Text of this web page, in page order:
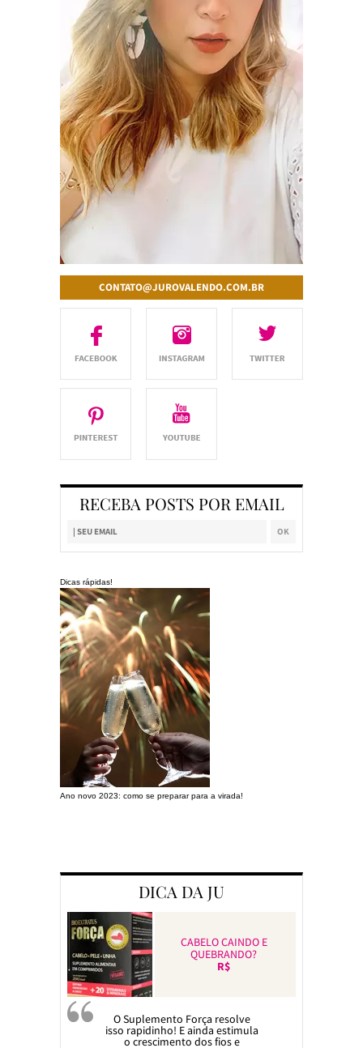
CONTATO@JUROVALENDO.COM.BR
RECEBA POSTS POR EMAIL
Dicas rápidas!
Ano novo 2023: como se preparar para a virada!
DICA DA JU
CABELO CAINDO E
QUEBRANDO?
R$
O Suplemento Força resolve
isso rapidinho! E ainda estimula
o crescimento dos fios e